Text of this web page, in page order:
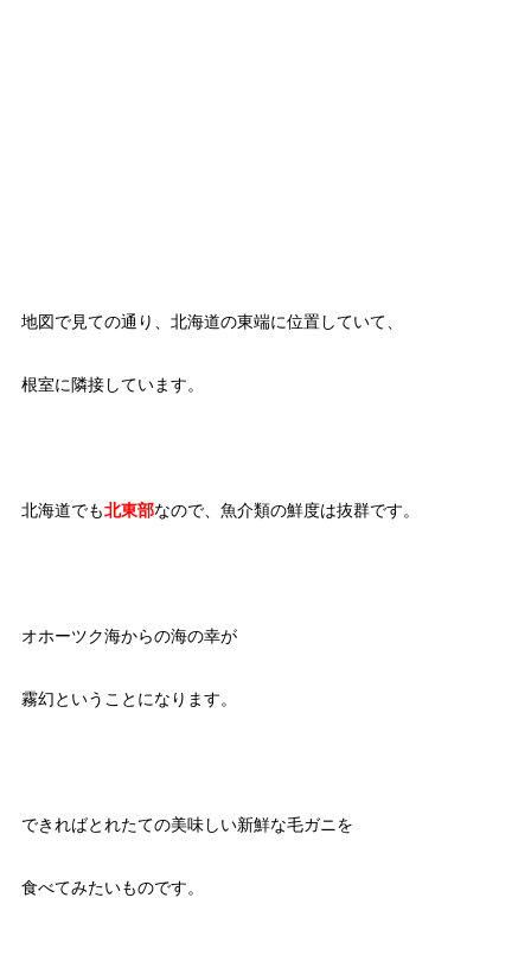
地図で見ての通り、北海道の東端に位置していて、
根室に隣接しています。
北海道でも北東部なので、魚介類の鮮度は抜群です。
オホーツク海からの海の幸が
霧幻ということになります。
できればとれたての美味しい新鮮な毛ガニを
食べてみたいものです。